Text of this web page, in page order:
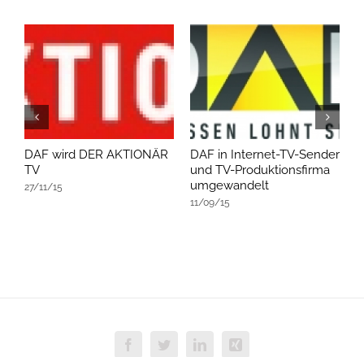
DAF wird DER AKTIONÄR
TV
27/11/15
DAF in Internet-TV-Sender
und TV-Produktionsfirma
umgewandelt
11/09/15
FacebookTwitterLinkedInXing